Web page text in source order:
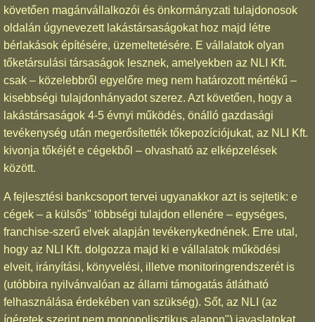
követően magánvállalkozói és önkormányzati tulajdonosok
oldalán úgynevezett lakástársaságokat hoz majd létre
bérlakások építésére, üzemeltetésére. E vállalatok olyan
tőketársulási társaságok lesznek, amelyekben az NLI Kft.
csak – közelebbről egyelőre meg nem határozott mértékű –
kisebbségi tulajdonhányadot szerez. Azt követően, hogy a
lakástársaságok 4-5 évnyi működés, önálló gazdasági
tevékenység után megerősítették tőkepozíciójukat, az NLI Kft.
kivonja tőkéjét e cégekből – olvasható az elképzelések
között.
A fejlesztési bankcsoport tervei ugyanakkor azt is sejtetik: e
cégek – a külsős" többségi tulajdon ellenére – egységes,
franchise-szerű elvek alapján tevékenykednének. Erre utal,
hogy az NLI Kft. dolgozza majd ki e vállalatok működési
elveit, irányítási, könyvelési, illetve monitoringrendszerét is
(utóbbira nyilvánvalóan az állami támogatás átlátható
felhasználása érdekében van szükség). Sőt, az NLI (az
ígéretek szerint nem monopolisztikus alapon") javaslatokat